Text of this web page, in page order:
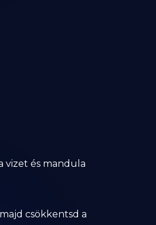
vizet és mandula
csökkentsd a